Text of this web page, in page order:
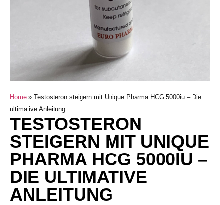
Home » Testosteron steigern mit Unique Pharma HCG 5000iu – Die
ultimative Anleitung
TESTOSTERON
STEIGERN MIT UNIQUE
PHARMA HCG 5000IU –
DIE ULTIMATIVE
ANLEITUNG